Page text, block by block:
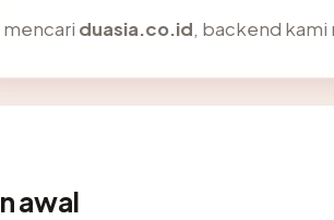
mencari duasia.co.id, backend kami
awal